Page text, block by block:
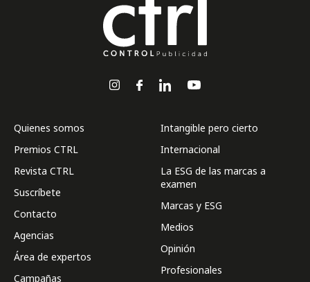
Quienes somos
Premios CTRL
Revista CTRL
Suscríbete
Contacto
Agencias
Área de expertos
Campañas
Intangible pero cierto
Internacional
La ESG de las marcas a
examen
Marcas y ESG
Medios
Opinión
Profesionales